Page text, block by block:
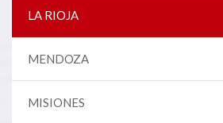
LA RIOJA
MENDOZA
MISIONES